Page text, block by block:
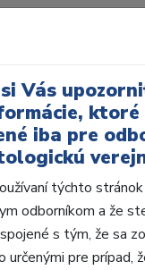
I46-D45, B3
Vás
ktoré
iba pre
týchto
odborníkom a že
s tým, že sa
určenými pre prípad,